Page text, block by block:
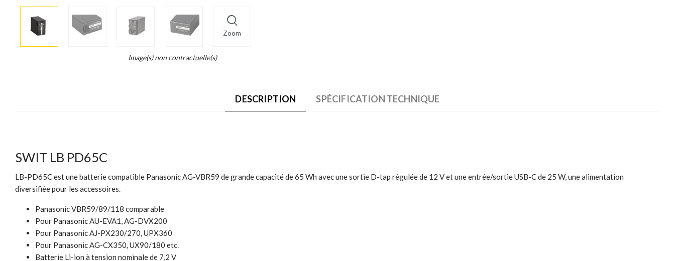
Zoom
More
info
Image(s) non contractuelle(s)
DESCRIPTION SPÉCIFICATION TECHNIQUE
SWIT LB PD65C
LB-PD65C est une batterie compatible Panasonic AG-VBR59 de grande capacité de 65 Wh avec une sortie D-tap régulée de 12 V et une entrée/sortie USB-C de 25 W, une alimentation
diversifiée pour les accessoires.
Panasonic VBR59/89/118 comparable
Pour Panasonic AU-EVA1, AG-DVX200
Pour Panasonic AJ-PX230/270, UPX360
Pour Panasonic AG-CX350, UX90/180 etc.
Batterie Li-ion à tension nominale de 7,2 V